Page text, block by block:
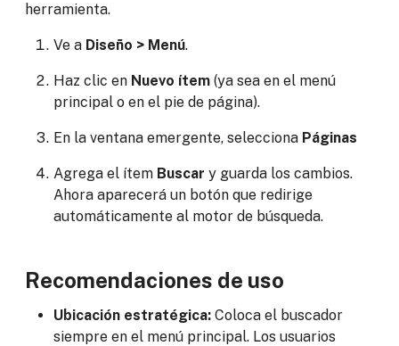
herramienta.
Ve a Diseño > Menú.
Haz clic en Nuevo ítem (ya sea en el menú
principal o en el pie de página).
En la ventana emergente, selecciona Páginas
Agrega el ítem Buscar y guarda los cambios.
Ahora aparecerá un botón que redirige
automáticamente al motor de búsqueda.
Recomendaciones de uso
Ubicación estratégica: Coloca el buscador
siempre en el menú principal. Los usuarios